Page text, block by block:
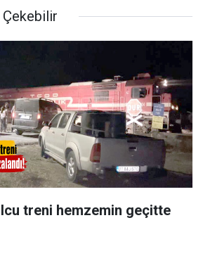
treni hemzemin geçitte